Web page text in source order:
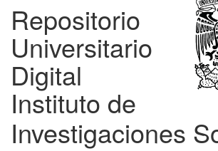
Repositorio
Universitario
Digital
Instituto de
Investigaciones